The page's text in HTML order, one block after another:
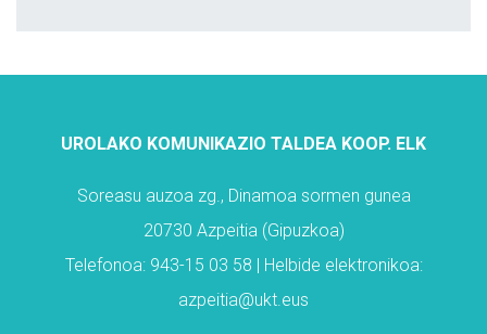
UROLAKO KOMUNIKAZIO TALDEA KOOP. ELK
Soreasu auzoa zg., Dinamoa sormen gunea
20730 Azpeitia (Gipuzkoa)
Telefonoa: 943-15 03 58 | Helbide elektronikoa:
azpeitia@ukt.eus